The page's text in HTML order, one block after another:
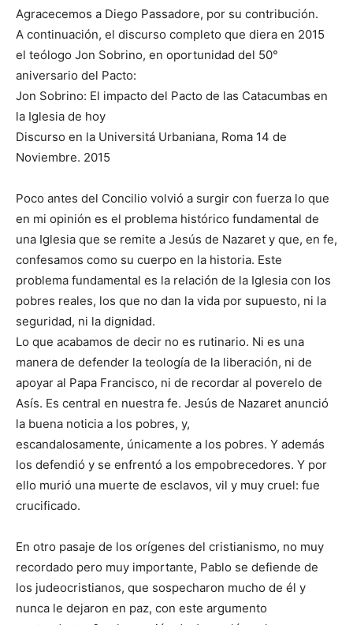
Agracecemos a Diego Passadore, por su contribución.
A continuación, el discurso completo que diera en 2015
el teólogo Jon Sobrino, en oportunidad del 50°
aniversario del Pacto:
Jon Sobrino: El impacto del Pacto de las Catacumbas en
la Iglesia de hoy
Discurso en la Universitá Urbaniana, Roma 14 de
Noviembre. 2015
Poco antes del Concilio volvió a surgir con fuerza lo que
en mi opinión es el problema histórico fundamental de
una Iglesia que se remite a Jesús de Nazaret y que, en fe,
confesamos como su cuerpo en la historia. Este
problema fundamental es la relación de la Iglesia con los
pobres reales, los que no dan la vida por supuesto, ni la
seguridad, ni la dignidad.
Lo que acabamos de decir no es rutinario. Ni es una
manera de defender la teología de la liberación, ni de
apoyar al Papa Francisco, ni de recordar al poverelo de
Asís. Es central en nuestra fe. Jesús de Nazaret anunció
la buena noticia a los pobres, y,
escandalosamente, únicamente a los pobres. Y además
los defendió y se enfrentó a los empobrecedores. Y por
ello murió una muerte de esclavos, vil y muy cruel: fue
crucificado.
En otro pasaje de los orígenes del cristianismo, no muy
recordado pero muy importante, Pablo se defiende de
los judeocristianos, que sospecharon mucho de él y
nunca le dejaron en paz, con este argumento